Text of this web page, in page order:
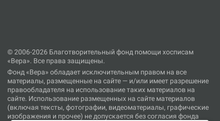
© 2006-2026 Благотворительный фонд помощи хосписам
«Вера». Все права защищены.
Фонд «Вера» обладает исключительным правом на все
материалы, размещенные на сайте — и/или имеет разрешение
правообладателя на использование таких материалов на
сайте. Использование размещенных на сайте материалов
(включая тексты, фотографии, видеоматериалы, графические
изображения и прочее) не допускается без согласия фонда